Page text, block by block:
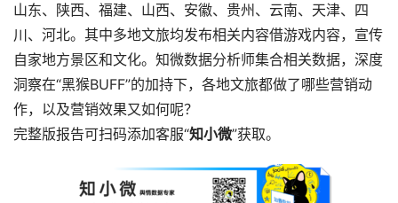
山东、陕西、福建、山西、安徽、贵州、云南、天津、四
川、河北。其中多地文旅均发布相关内容借游戏内容，宣传
自家地方景区和文化。知微数据分析师集合相关数据，深度
洞察在“黑猴BUFF”的加持下，各地文旅都做了哪些营销动
作，以及营销效果又如何呢？
完整版报告可扫码添加客服“知小微”获取。